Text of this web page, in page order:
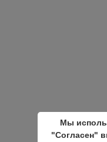
Мы
"Согласен"